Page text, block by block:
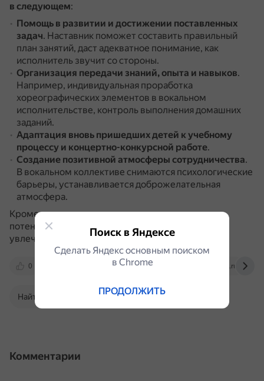
в следующем:
Помощь в развитии и достижении поставленных
задач. Наставник поможет составить правильный
план занятий, даст адекватное понимание, как
исполнитель звучит со стороны.
Организация передачи знаний, опыта и навыков.
Например, индивидуальная проработка
хореографических элементов в вокальном
исполнительстве, контроль выполнения домашних
заданий.
Адаптация вновь пришедших детей к учебному
процессу и концертно-конкурсной работе.
Создание позитивной атмосферы сотрудничества.
В вокальном коллективе снимаются психологические
барьеры, устанавливается доброжелательная
атмосфера.
Кроме того, наставничество помогает выявить
потенциал учащихся, их заинтересованность,
увлечённость, мотивацию, сплотить в коллектив.
0 nsportal.ru moluch.ru
Найти в Поиске
Комментарии
Поиск в Яндексе
Сделать Яндекс основным поиском
в Сhrome
ПРОДОЛЖИТЬ